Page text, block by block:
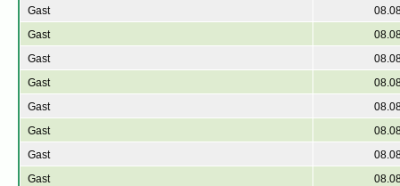
Gast
Gast
Gast
Gast
Gast
Gast
Gast
Gast